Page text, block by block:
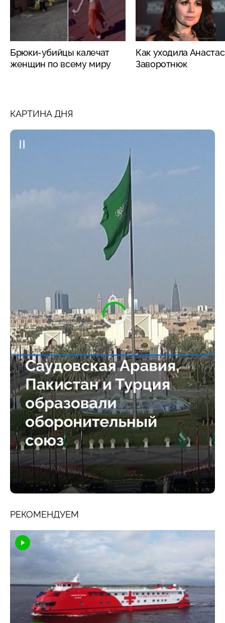
Брюки-убийцы калечат
женщин по всему миру
Как уходила
Заворотнюк
КАРТИНА ДНЯ
РЕКОМЕНДУЕМ